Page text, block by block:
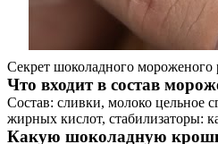
Секрет шоколадного мороженого
Что входит в состав
Состав: сливки, молоко цельное
жирных кислот, стабилизаторы:
Какую шоколадную